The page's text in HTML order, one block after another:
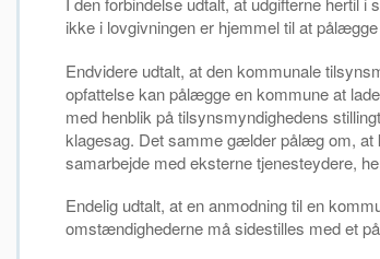
ikke i lovgivningen er hjemmel til at
Endvidere udtalt, at den kommunale
opfattelse kan pålægge en kommune at
med henblik på tilsynsmyndighedens
klagesag. Det samme gælder pålæg om, at
samarbejde med eksterne tjenesteydere,
Endelig udtalt, at en anmodning til en
omstændighederne må sidestilles med et